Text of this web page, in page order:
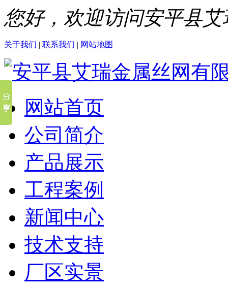
您好，欢迎访问安平县
关于我们 | 联系我们 | 网站地图
网站首页
公司简介
产品展示
工程案例
新闻中心
技术支持
厂区实景